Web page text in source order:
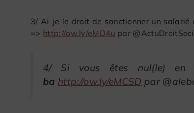
3/ Ai-je le droit de sanctionner un salarié
=> http://ow.ly/eMD4u par
4/ Si vous êtes nul(le) en
ba http://ow.ly/eMCSD par